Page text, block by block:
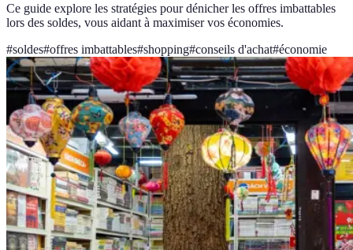
Ce guide explore les stratégies pour dénicher les offres imbattables
lors des soldes, vous aidant à maximiser vos économies.
#soldes#offres imbattables#shopping#conseils d'achat#économie